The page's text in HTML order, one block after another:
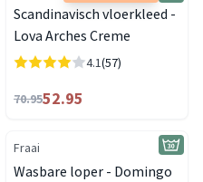
Scandinavisch vloerkleed -
Lova Arches Creme
4.1(57)
70.9552.95
Fraai
Wasbare loper - Domingo